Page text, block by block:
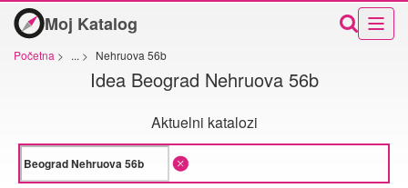
Moj Katalog
Početna > ... > Nehruova 56b
Idea Beograd Nehruova 56b
Aktuelni katalozi